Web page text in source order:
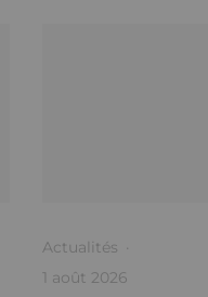
Actualités ·
1 août 2026